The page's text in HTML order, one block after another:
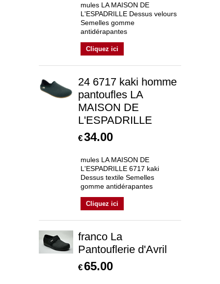
mules LA MAISON DE
L'ESPADRILLE Dessus velours
Semelles gomme
antidérapantes
Cliquez ici
24 6717 kaki homme
pantoufles LA
MAISON DE
L'ESPADRILLE
€34.00
mules LA MAISON DE
L'ESPADRILLE 6717 kaki
Dessus textile Semelles
gomme antidérapantes
Cliquez ici
franco La
Pantouflerie d'Avril
€65.00